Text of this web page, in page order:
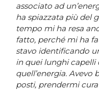
associato ad
ha spiazzata più del
tempo mi ha resa
fatto, perché mi ha
stavo identificando
in quei lunghi capelli
quell’energia.
posti, prendermi